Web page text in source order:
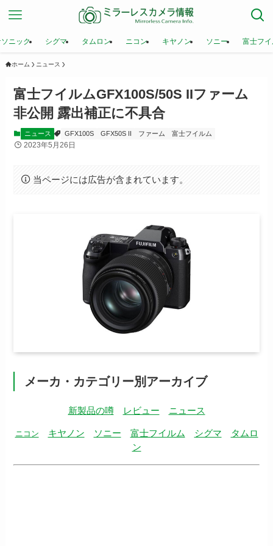
ニック シグマ タムロン ニコン キヤノン ソニー 富士フ
ホーム ニュース
富士フイルムGFX100S/50S IIファーム
非公開 露出補正に不具合
ニュース GFX100S GFX50S II ファーム 富士フイルム
2023年5月26日
当ページには広告が含まれています。
メーカ・カテゴリー別アーカイブ
新製品の噂 レビュー ニュース
ニコン キヤノン ソニー 富士フイルム シグマ
タムロ
ン